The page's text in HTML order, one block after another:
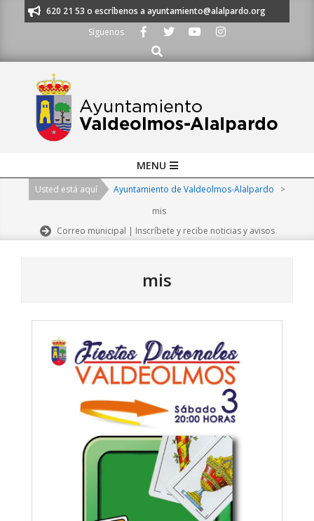
al 91 620 21 53 o escríbenos a ayuntamiento@alalpardo.org
Síguenos
Buscar
Navigation
MENU
Usted está aquí Ayuntamiento de Valdeolmos-Alalpardo
>
mis
Correo municipal | Inscríbete y recibe noticias y avisos
mis